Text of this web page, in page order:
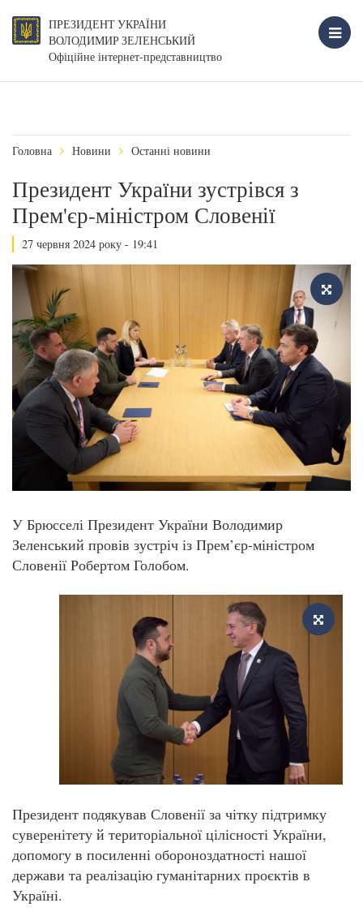
ПРЕЗИДЕНТ УКРАЇНИ
ВОЛОДИМИР ЗЕЛЕНСЬКИЙ
Офіційне інтернет-представництво
Головна Новини Останні новини
Президент України зустрівся з
Прем'єр-міністром Словенії
27 червня 2024 року - 19:41
У Брюсселі Президент України Володимир
Зеленський провів зустріч із Прем’єр-міністром
Словенії Робертом Голобом.
Президент подякував Словенії за чітку підтримку
суверенітету й територіальної цілісності України,
допомогу в посиленні обороноздатності нашої
держави та реалізацію гуманітарних проєктів в
Україні.